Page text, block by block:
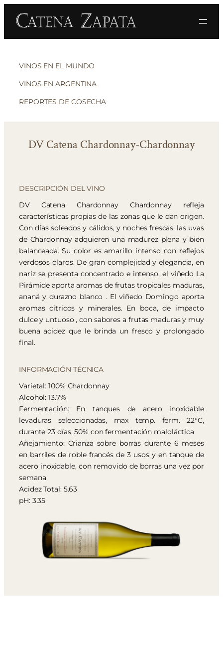
VINOS EN EL MUNDO
VINOS EN ARGENTINA
REPORTES DE COSECHA
DV Catena Chardonnay-Chardonnay
DESCRIPCIÓN DEL VINO
DV Catena Chardonnay Chardonnay refleja
características propias de las zonas que le dan origen.
Con días soleados y cálidos, y noches frescas, las uvas
de Chardonnay adquieren una madurez plena y bien
balanceada. Su color es amarillo intenso con reflejos
verdosos claros. De gran complejidad y elegancia, en
nariz se presenta concentrado e intenso, el viñedo La
Pirámide aporta aromas de frutas tropicales maduras,
ananá y durazno blanco . El viñedo Domingo aporta
aromas cítricos y minerales. En boca, de impacto
dulce y untuoso , con sabores a frutas maduras y muy
buena acidez que le brinda un fresco y prolongado
final.
INFORMACIÓN TÉCNICA
Varietal: 100% Chardonnay
Alcohol: 13.7%
Fermentación: En tanques de acero inoxidable
levaduras seleccionadas, max temp. ferm. 22°C,
durante 23 días, 50% con fermentación maloláctica
Añejamiento: Crianza sobre borras durante 6 meses
en barriles de roble francés de 3 usos y en tanque de
acero inoxidable, con removido de borras una vez por
semana
Acidez Total: 5.63
pH: 3.35